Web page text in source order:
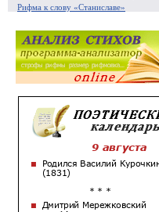
Рифма к слову «Станиславе»